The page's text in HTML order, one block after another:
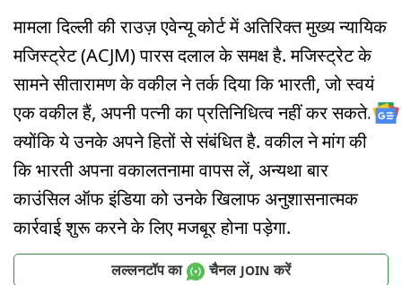
मामला दिल्ली की राउज़ एवेन्यू कोर्ट में अतिरिक्त मुख्य न्यायिक
मजिस्ट्रेट (ACJM) पारस दलाल के समक्ष है. मजिस्ट्रेट के
सामने सीतारामण के वकील ने तर्क दिया कि भारती, जो स्वयं
एक वकील हैं, अपनी पत्नी का प्रतिनिधित्व नहीं कर सकते.
क्योंकि ये उनके अपने हितों से संबंधित है. वकील ने मांग की
कि भारती अपना वकालतनामा वापस लें, अन्यथा बार
काउंसिल ऑफ इंडिया को उनके खिलाफ अनुशासनात्मक
कार्रवाई शुरू करने के लिए मजबूर होना पड़ेगा.
लल्लनटॉप का चैनल JOIN करें